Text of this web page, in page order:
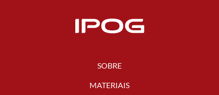
SOBRE
MATERIAIS